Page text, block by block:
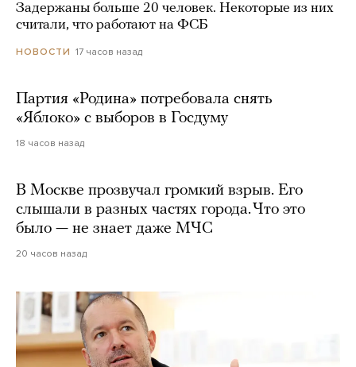
Задержаны больше 20 человек. Некоторые из них
считали, что работают на ФСБ
НОВОСТИ 17 часов назад
Партия «Родина» потребовала снять
«Яблоко» с выборов в Госдуму
18 часов назад
В Москве прозвучал громкий взрыв. Его
слышали в разных частях города. Что это
было — не знает даже МЧС
20 часов назад